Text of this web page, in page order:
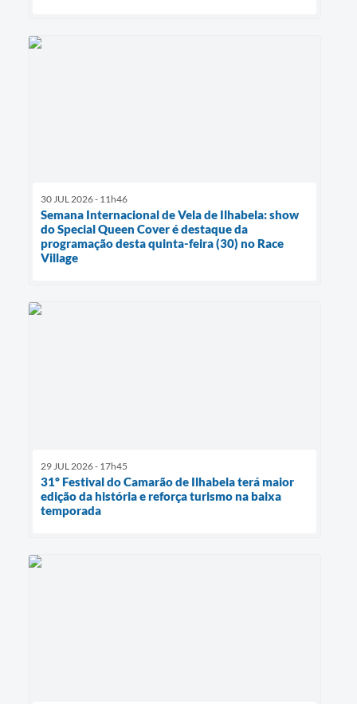
30 JUL 2026 - 11h46
Semana Internacional de Vela de Ilhabela: show
do Special Queen Cover é destaque da
programação desta quinta-feira (30) no Race
Village
29 JUL 2026 - 17h45
31º Festival do Camarão de Ilhabela terá maior
edição da história e reforça turismo na baixa
temporada